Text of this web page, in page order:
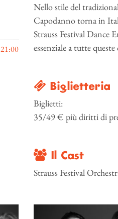
21:00
Nello stile del
Capodanno torna in
Strauss Festival Dance
essenziale a tutte
Biglietteria
Biglietti:
35/49 € più diritti di
Il Cast
Strauss Festival